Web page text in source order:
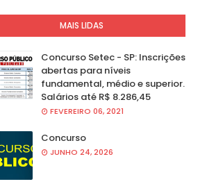
MAIS LIDAS
Concurso Setec - SP: Inscrições
abertas para níveis
fundamental, médio e superior.
Salários até R$ 8.286,45
FEVEREIRO 06, 2021
Concurso
JUNHO 24, 2026